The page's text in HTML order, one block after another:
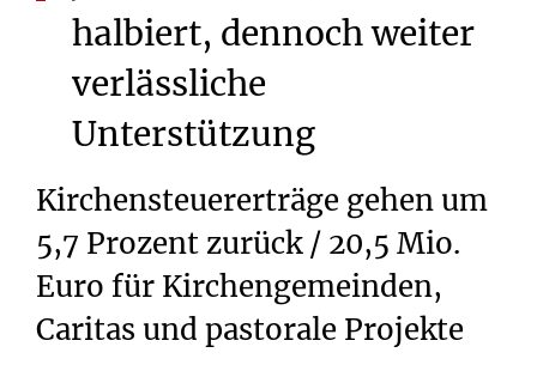
halbiert, dennochweiter
verlässliche
Unterstützung
Kirchensteuererträge gehen um
5,7 Prozent zurück / 20,5 Mio.
Euro für Kirchengemeinden,
Caritas und pastorale Projekte